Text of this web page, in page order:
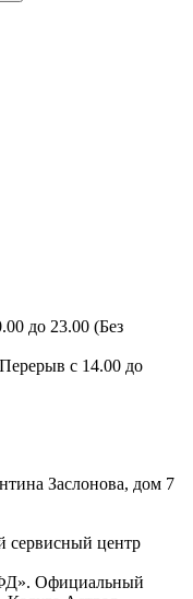
до 23.00 (Без
с 14.00 до
Заслонова, дом 7
сервисный центр
Официальный